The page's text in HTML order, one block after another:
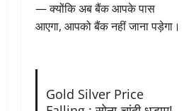
— क्योंकि अब बैंक आपके पास
आएगा, आपको बैंक नहीं जाना पड़ेगा।
Gold Silver Price